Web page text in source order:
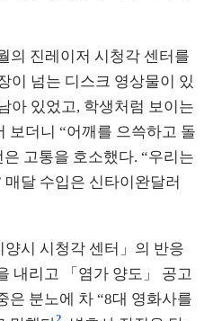
의 진레이저 시청각 센터를
이 넘는 디스크 영상물이 있
아 있었고, 학생처럼 보이는
보더니 “어깨를 으쓱하고 돌
고통을 호소했다. “우리는
달 수입은 신타이완달러
시 시청각 센터」의 반응
내리고 「염가 양도」 공고
은 분노에 차 “8대 영화사를